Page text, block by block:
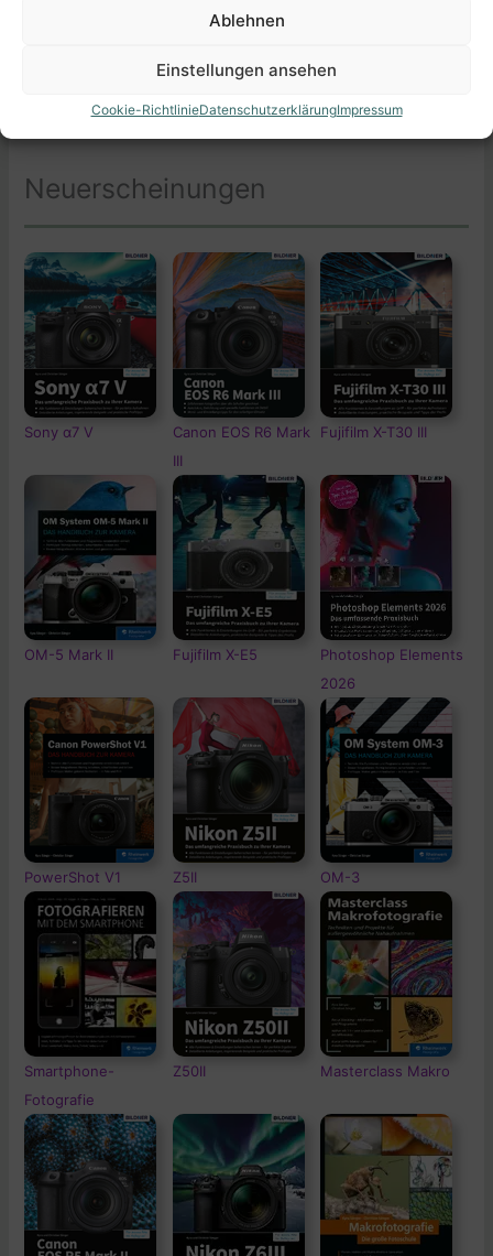
Ablehnen
Einstellungen ansehen
Cookie-RichtlinieDatenschutzerklärungImpressum
Link ein Einkauf zustande, werden wir mit einer Provision beteiligt. Für Sie entstehen dabei
keine Mehrkosten. Wo, wann und wie Sie ein Produkt kaufen, bleibt natürlich Ihnen überlassen.
Neuerscheinungen
Sony α7 V
Canon EOS R6 Mark
III
Fujifilm X-T30 III
OM-5 Mark II Fujifilm X-E5
Photoshop Elements
2026
PowerShot V1 Z5II OM-3
Smartphone-
Fotografie
Z50II Masterclass Makro